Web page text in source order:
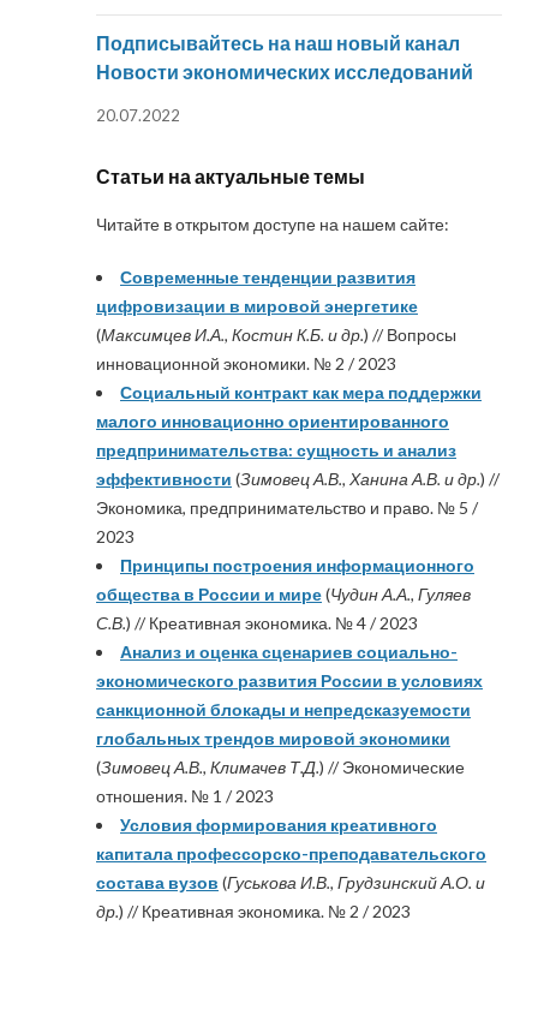
Подписывайтесь на наш новый канал
Новости экономических исследований
20.07.2022
Статьи на актуальные темы
Читайте в открытом доступе на нашем сайте:
Современные тенденции развития
цифровизации в мировой энергетике
(Максимцев И.А., Костин К.Б. и др.) // Вопросы
инновационной экономики. № 2 / 2023
Социальный контракт как мера поддержки
малого инновационно ориентированного
предпринимательства: сущность и анализ
эффективности (Зимовец А.В., Ханина А.В. и др.) //
Экономика, предпринимательство и право. № 5 /
2023
Принципы построения информационного
общества в России и мире(Чудин А.А., Гуляев
С.В.) // Креативная экономика. № 4 / 2023
Анализ и оценка сценариев социально-
экономического развития России в условиях
санкционной блокады и непредсказуемости
глобальных трендов мировой экономики
(Зимовец А.В., Климачев Т.Д.) // Экономические
отношения. № 1 / 2023
Условия формирования креативного
капитала профессорско-преподавательского
состава вузов (Гуськова И.В., Грудзинский А.О. и
др.) // Креативная экономика. № 2 / 2023